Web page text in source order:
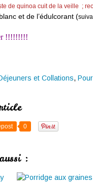
de quinoa cuit de la veille ;
et de l’édulcorant (
!!!!!!!!!
et Collations,
0
: